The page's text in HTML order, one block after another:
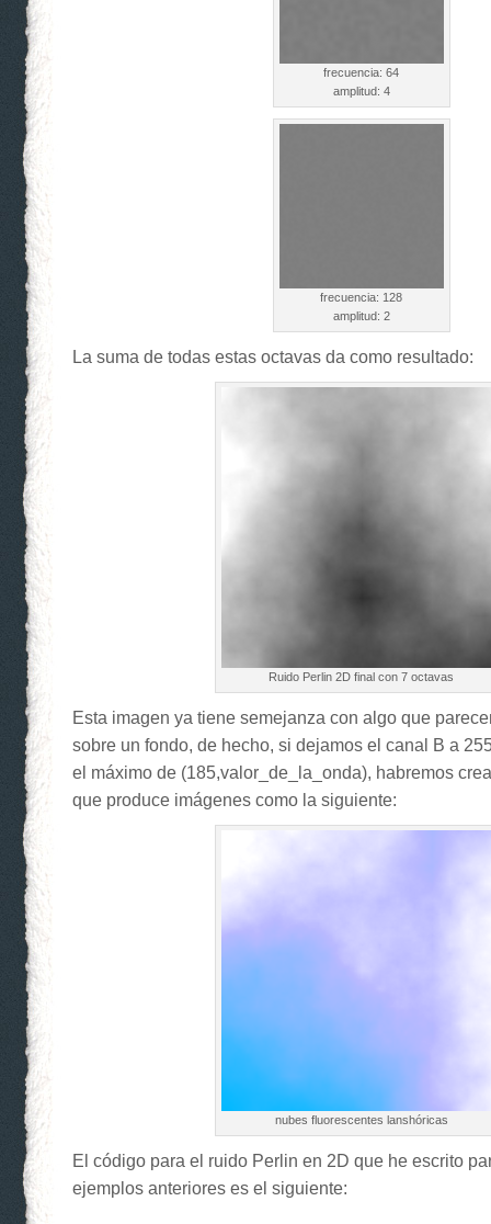
frecuencia: 64
amplitud: 4
frecuencia: 128
amplitud: 2
La suma de todas estas octavas da como resultado:
Ruido Perlin 2D final con 7 octavas
Esta imagen ya tiene semejanza con algo que
sobre un fondo, de hecho, si dejamos el canal B a
el máximo de (185,valor_de_la_onda), habremos
que produce imágenes como la siguiente:
nubes fluorescentes lanshóricas
El código para el ruido Perlin en 2D que he escrito
ejemplos anteriores es el siguiente: